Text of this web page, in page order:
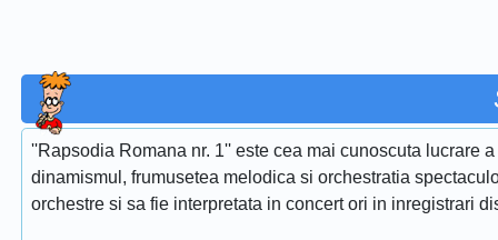
''Rapsodia Romana nr. 1'' este cea mai cunoscuta lucrare
dinamismul, frumusetea melodica si orchestratia
orchestre si sa fie interpretata in concert ori in inregistrari